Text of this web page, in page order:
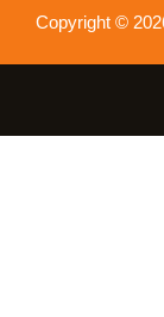
Copyright ©